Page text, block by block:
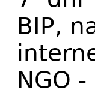
BIP,
NGO